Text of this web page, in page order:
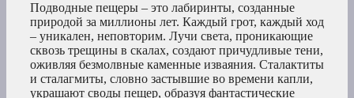
Подводные пещеры – это лабиринты, созданные
природой за миллионы лет. Каждый грот, каждый ход
– уникален, неповторим. Лучи света, проникающие
сквозь трещины в скалах, создают причудливые тени,
оживляя безмолвные каменные изваяния. Сталактиты
и сталагмиты, словно застывшие во времени капли,
украшают своды пещер, образуя фантастические